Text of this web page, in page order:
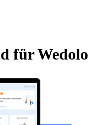
für Wedolo